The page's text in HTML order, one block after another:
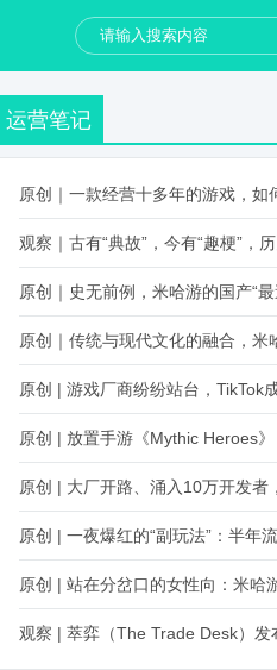
运营笔记